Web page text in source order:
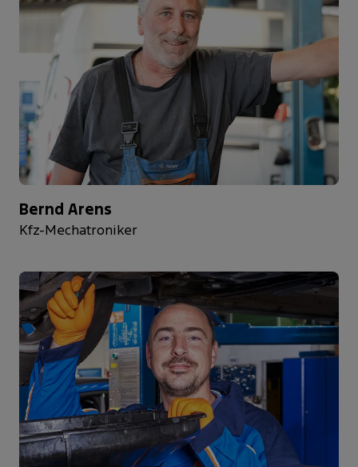
Bernd Arens
Kfz-Mechatroniker